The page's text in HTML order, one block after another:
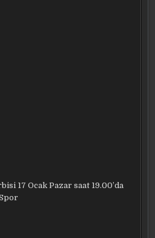
17 Ocak Pazar saat 19.00’da